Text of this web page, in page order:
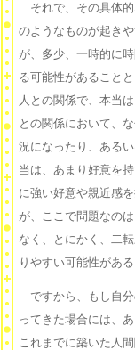
それで、その具体
のようなものが起き
が、多少、一時的に
る可能性があること
人との関係で、本当
との関係において、
況になったり、ある
当は、あまり好意を
に強い好意や親近感
が、ここで問題なの
なく、とにかく、二
りやすい可能性がある
ですから、もし自分
ってきた場合には、
これまでに築いた人